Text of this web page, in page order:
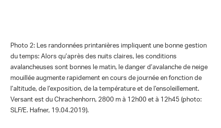
Photo 2: Les randonnées printanières impliquent une bonne gestion
du temps: Alors qu’après des nuits claires, les conditions
avalancheuses sont bonnes le matin, le danger d’avalanche de neige
mouillée augmente rapidement en cours de journée en fonction de
l’altitude, de l’exposition, de la température et de l’ensoleillement.
Versant est du Chrachenhorn, 2800 m à 12h00 et à 12h45 (photo:
SLF/E. Hafner, 19.04.2019).